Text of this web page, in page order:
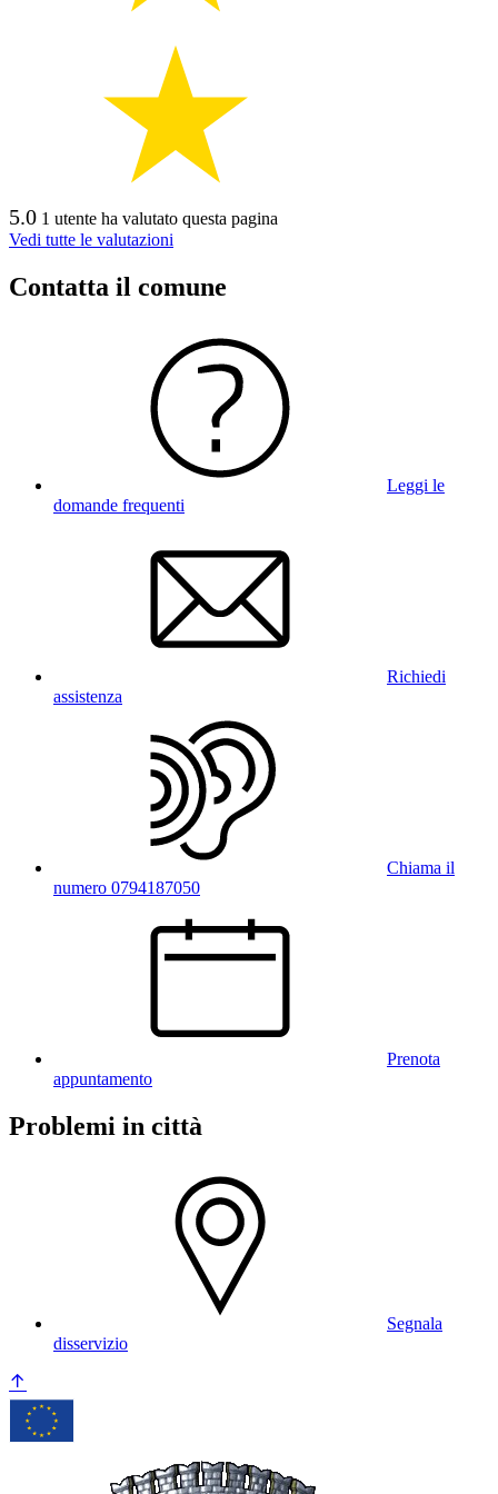
5.0 1 utente ha valutato questa pagina
Vedi tutte le valutazioni
Contatta il comune
Leggi le
domande frequenti
Richiedi
assistenza
Chiama il
numero 0794187050
Prenota
appuntamento
Problemi in città
Segnala
disservizio